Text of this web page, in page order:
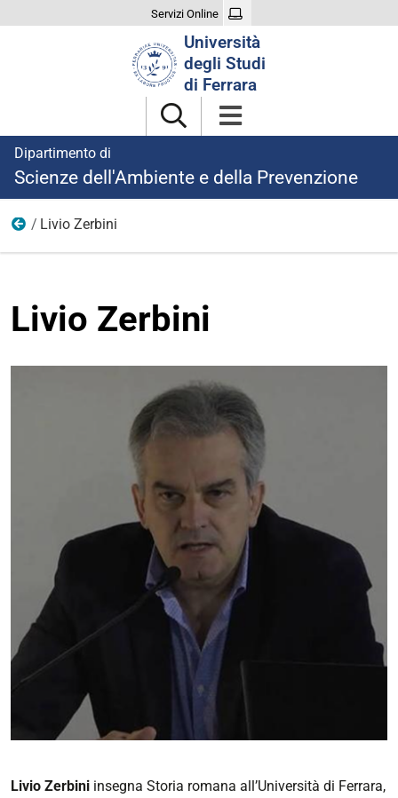
Servizi Online
Università
degli Studi
di Ferrara
Dipartimento di
Scienze dell'Ambiente e della Prevenzione
Professori di Seconda Fascia
Livio Zerbini
Livio Zerbini
Livio Zerbini insegna Storia romana all’Università di Ferrara,